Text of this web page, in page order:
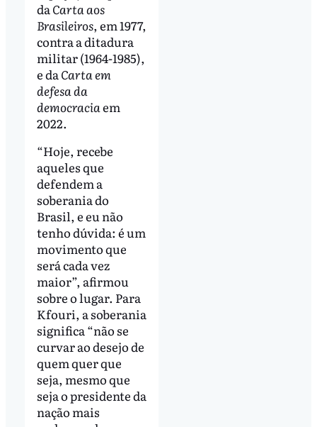
da Carta aos
Brasileiros, em 1977,
contra a ditadura
militar (1964-1985),
e da Carta em
defesa da
democracia em
2022.
“Hoje, recebe
aqueles que
defendem a
soberania do
Brasil, e eu não
tenho dúvida: é um
movimento que
será cada vez
maior”, afirmou
sobre o lugar. Para
Kfouri, a soberania
significa “não se
curvar ao desejo de
quem quer que
seja, mesmo que
seja o presidente da
nação mais